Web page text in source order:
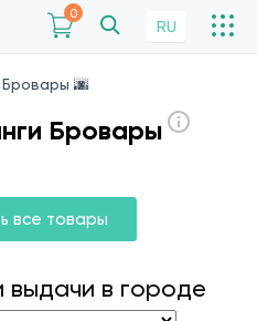
0
RU
🌆
Бровары
все товары
выдачи в городе